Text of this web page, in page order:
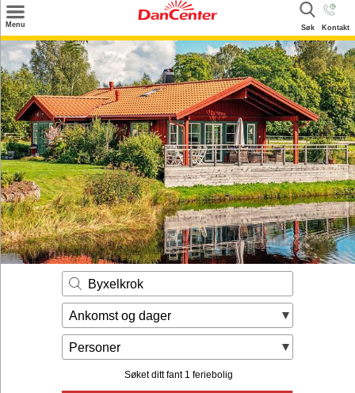
Menu Kontakt
Søk
Søk
Tilbud
Inspirasjon
Info
Service
Kontakt
Eier login
Byxelkrok
Ankomst og dager
Personer
Søket ditt fant 1 feriebolig